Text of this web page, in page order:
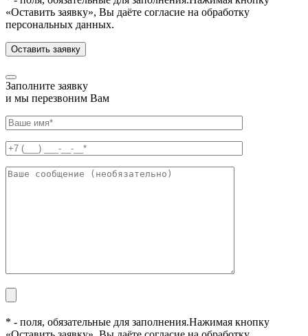
«Оставить заявку», Вы даёте согласие на обработку
персональных данных.
Заполните заявку
и мы перезвоним Вам
* - поля, обязательные для заполнения.Нажимая кнопку